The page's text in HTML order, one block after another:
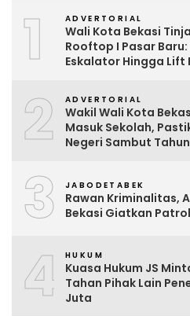
1 ADVERTORIAL
Wali Kota Bekasi
Rooftop I Pasar
Eskalator Hingga Lift
2 ADVERTORIAL
Wakil Wali Kota
Masuk Sekolah,
Negeri Sambut
3 JABODETABEK
Rawan Kriminalitas,
Bekasi Giatkan
4 HUKUM
Kuasa Hukum JS
Tahan Pihak Lain
Juta